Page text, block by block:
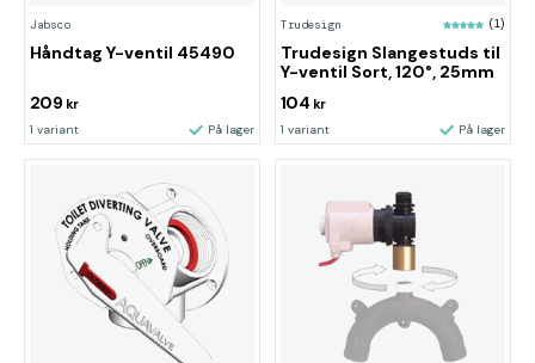
Jabsco
Håndtag Y-ventil 45490
209 kr
1 variant På lager
Trudesign (1)
Trudesign Slangestuds til
Y-ventil Sort, 120°, 25mm
104 kr
1 variant På lager